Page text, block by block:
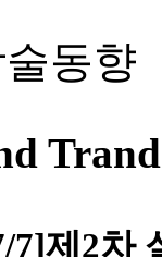
동향
7]제2차